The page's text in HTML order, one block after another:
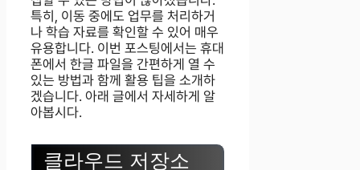
특히, 이동 중에도 업무를 처리하거
나 학습 자료를 확인할 수 있어 매우
유용합니다. 이번 포스팅에서는 휴대
폰에서 한글 파일을 간편하게 열 수
있는 방법과 함께 활용 팁을 소개하
겠습니다. 아래 글에서 자세하게 알
아봅시다.
클라우드 저장소